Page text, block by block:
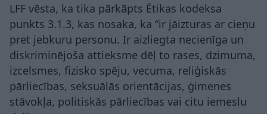
LFF vēsta, ka tika pārkāpts Ētikas kodeksa
punkts 3.1.3, kas nosaka, ka “ir jāizturas ar cieņu
pret jebkuru personu. Ir aizliegta necienīga un
diskriminējoša attieksme dēļ to rases, dzimuma,
izcelsmes, fizisko spēju, vecuma, reliģiskās
pārliecības, seksuālās orientācijas, ģimenes
stāvokļa, politiskās pārliecības vai citu iemeslu